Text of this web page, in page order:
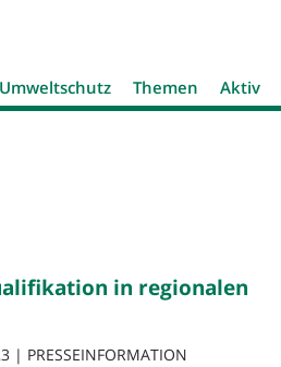
Umweltschutz Themen Aktiv
in regionalen
| PRESSEINFORMATION